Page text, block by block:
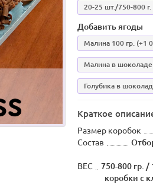
20-25 шт./750-800 г.
Добавить ягоды
Малина 100 гр. (+1
Малина в шоколаде
Голубика в
Краткое
Размер коробок
Состав
ВЕС
750-800 гр.
коробки с